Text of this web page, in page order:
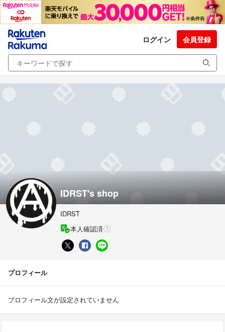
ログイン 会員登録
IDRST's shop
IDRST
本人確認済
プロフィール
プロフィール文が設定されていません